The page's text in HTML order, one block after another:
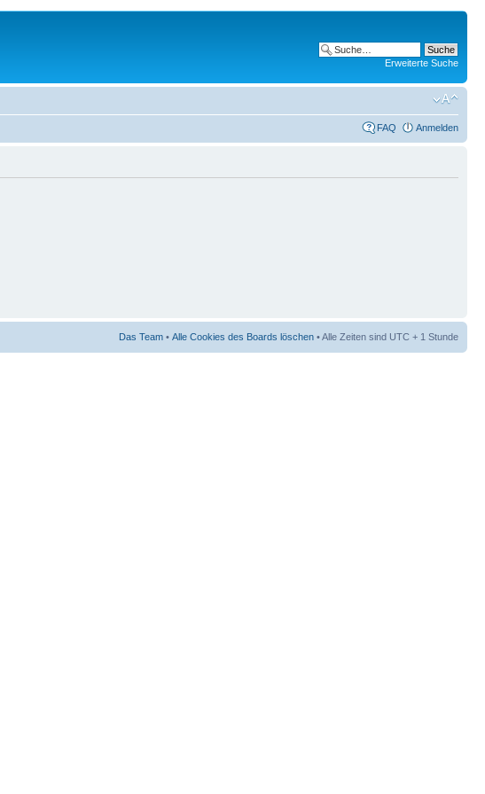
Erweiterte Suche
FAQ Anmelden
Das Team • Alle Cookies des Boards löschen • Alle Zeiten sind UTC + 1 Stunde